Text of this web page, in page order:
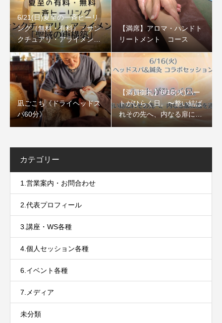
6/21(日)夏至の一斉ヒーリ
ング（無料・有料）：サン
クチュアリ・アライメント
「聖域の再構築」
【満席】アロマ・ハンドト
リートメント コース
凪ごこち《ドライヘッドス
パ60分》
【満員御礼】6/16(火)ハー
トがひらく日。〜整い結ば
れその先へ、内なる扉に風
を通すセッション〜
カテゴリー
1.営業案内・お問合わせ
2.代表プロフィール
3.講座・WS各種
4.個人セッション各種
6.イベント各種
7.メディア
未分類